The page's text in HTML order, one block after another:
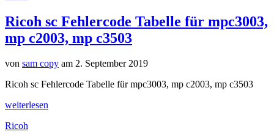
Ricoh sc Fehlercode Tabelle für mpc3003,
mp c2003, mp c3503
von sam copy am 2. September 2019
Ricoh sc Fehlercode Tabelle für mpc3003, mp c2003, mp c3503
weiterlesen
Ricoh